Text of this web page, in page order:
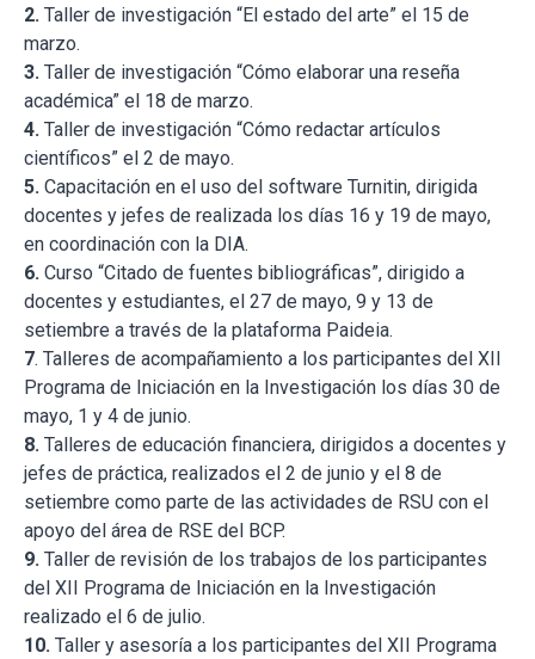
2. Taller de investigación “El estado del arte” el 15 de
marzo.
3. Taller de investigación “Cómo elaborar una reseña
académica” el 18 de marzo.
4. Taller de investigación “Cómo redactar artículos
científicos” el 2 de mayo.
5. Capacitación en el uso del software Turnitin, dirigida
docentes y jefes de realizada los días 16 y 19 de mayo,
en coordinación con la DIA.
6. Curso “Citado de fuentes bibliográficas”, dirigido a
docentes y estudiantes, el 27 de mayo, 9 y 13 de
setiembre a través de la plataforma Paideia.
7. Talleres de acompañamiento a los participantes del XII
Programa de Iniciación en la Investigación los días 30 de
mayo, 1 y 4 de junio.
8. Talleres de educación financiera, dirigidos a docentes y
jefes de práctica, realizados el 2 de junio y el 8 de
setiembre como parte de las actividades de RSU con el
apoyo del área de RSE del BCP.
9. Taller de revisión de los trabajos de los participantes
del XII Programa de Iniciación en la Investigación
realizado el 6 de julio.
10. Taller y asesoría a los participantes del XII Programa